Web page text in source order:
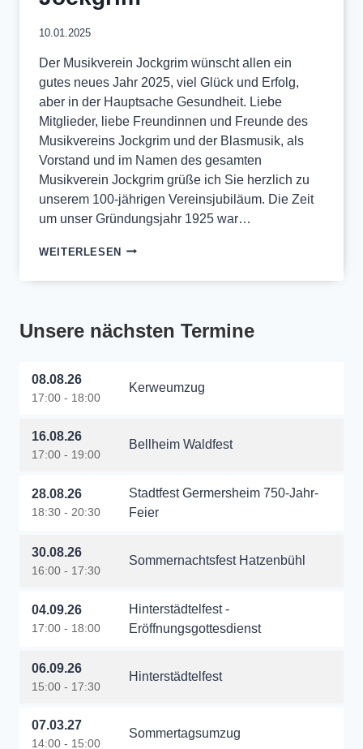
10.01.2025
Der Musikverein Jockgrim wünscht allen ein
gutes neues Jahr 2025, viel Glück und Erfolg,
aber in der Hauptsache Gesundheit. Liebe
Mitglieder, liebe Freundinnen und Freunde des
Musikvereins Jockgrim und der Blasmusik, als
Vorstand und im Namen des gesamten
Musikverein Jockgrim grüße ich Sie herzlich zu
unserem 100-jährigen Vereinsjubiläum. Die Zeit
um unser Gründungsjahr 1925 war…
WEITERLESEN 100
MUSIKVEREIN
Unsere nächsten Termine
08.08.26
17:00 - 18:00
Kerweumzug
16.08.26
17:00 - 19:00
Bellheim Waldfest
28.08.26
18:30 - 20:30
Stadtfest Germersheim 750-Jahr-
Feier
30.08.26
16:00 - 17:30
Sommernachtsfest Hatzenbühl
04.09.26
17:00 - 18:00
Hinterstädtelfest -
Eröffnungsgottesdienst
06.09.26
15:00 - 17:30
Hinterstädtelfest
07.03.27
14:00 - 15:00
Sommertagsumzug